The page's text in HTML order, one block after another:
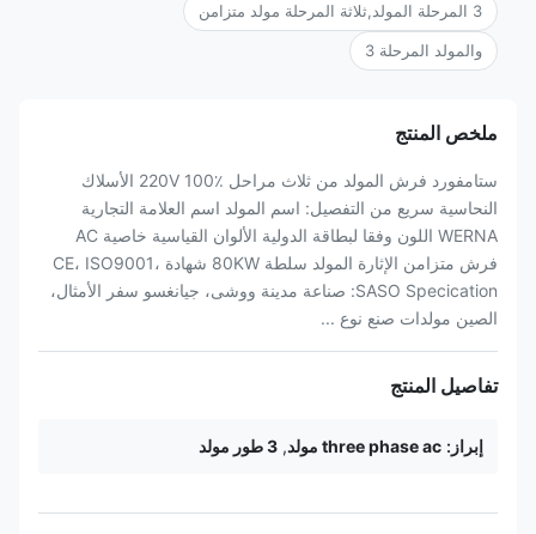
3 المرحلة المولد,ثلاثة المرحلة مولد متزامن
والمولد المرحلة 3
ملخص المنتج
ستامفورد فرش المولد من ثلاث مراحل 220V 100٪ الأسلاك
النحاسية سريع من التفصيل: اسم المولد اسم العلامة التجارية
WERNA اللون وفقا لبطاقة الدولية الألوان القياسية خاصية AC
فرش متزامن الإثارة المولد سلطة 80KW شهادة CE، ISO9001،
SASO Specication: صناعة مدينة ووشى، جيانغسو سفر الأمثال،
الصين مولدات صنع نوع ...
تفاصيل المنتج
إبراز: three phase ac مولد , 3 طور مولد